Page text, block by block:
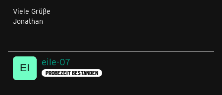
Viele Grüße
Jonathan
eile-07
PROBEZEIT BESTANDEN